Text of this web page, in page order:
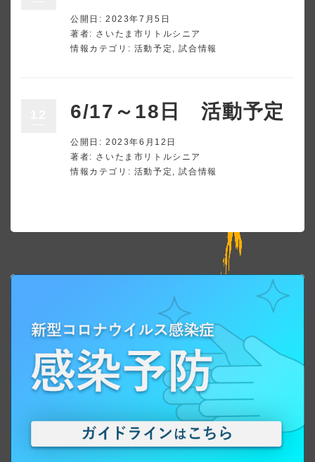
公開日: 2023年7月5日
著者: さいたま市リトルシニア
情報カテゴリ: 活動予定 ,試合情報
6/17～18日 活動予定
公開日: 2023年6月12日
著者: さいたま市リトルシニア
情報カテゴリ: 活動予定 ,試合情報